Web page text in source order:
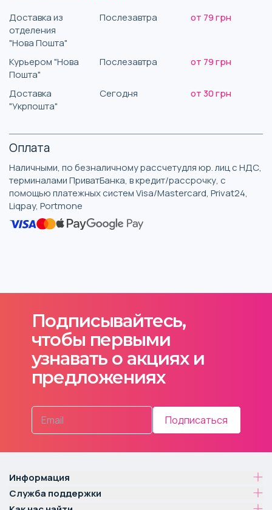
Доставка из
отделения
"Нова Пошта"
Послезавтра от 79 грн
Курьером "Нова
Пошта"
Послезавтра от 79 грн
Доставка
"Укрпошта"
Сегодня от 30 грн
Оплата
Наличными, по безналичному рассчетудля юр. лиц с НДС,
терминалами ПриватБанка, в кредит/рассрочку, с
помощью платежных систем Visa/Mastercard, Privat24,
Liqpay, Portmone
Подписывайтесь,
чтобы первыми
узнавать о акциях и
предложениях
Подписаться
Информация
Служба поддержки